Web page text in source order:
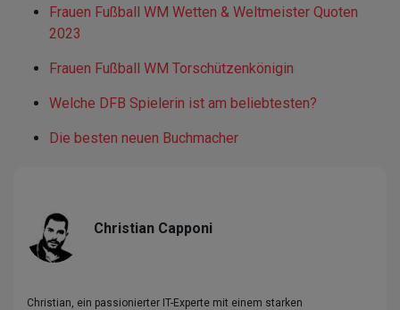
Frauen Fußball WM Wetten & Weltmeister Quoten
2023
Frauen Fußball WM Torschützenkönigin
Welche DFB Spielerin ist am beliebtesten?
Die besten neuen Buchmacher
Christian Capponi
Christian, ein passionierter IT-Experte mit einem starken